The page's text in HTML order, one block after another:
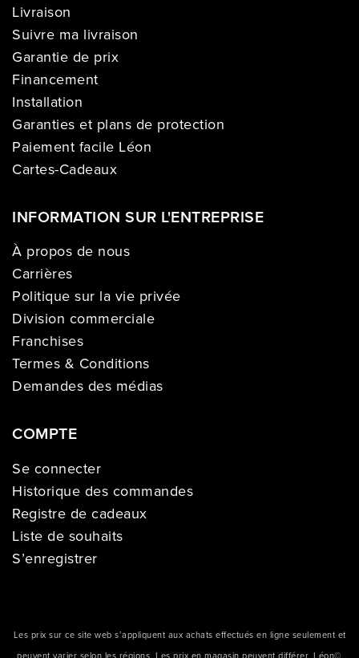
Livraison
Suivre ma livraison
Garantie de prix
Financement
Installation
Garanties et plans de protection
Paiement facile Léon
Cartes-Cadeaux
INFORMATION SUR L'ENTREPRISE
À propos de nous
Carrières
Politique sur la vie privée
Division commerciale
Franchises
Termes & Conditions
Demandes des médias
COMPTE
Se connecter
Historique des commandes
Registre de cadeaux
Liste de souhaits
S’enregistrer
Les prix sur ce site web s’appliquent aux achats effectués en ligne seulement et